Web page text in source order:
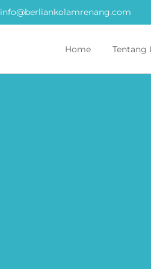
info@berliankolamrenang.com
Home Tentang